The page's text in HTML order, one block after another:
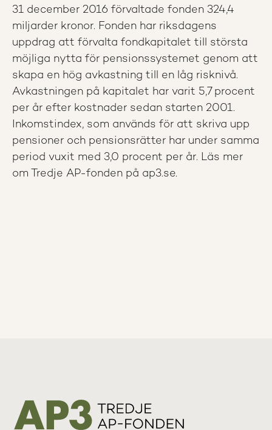
31 december 2016 förvaltade fonden 324,4
miljarder kronor. Fonden har riksdagens
uppdrag att förvalta fondkapitalet till största
möjliga nytta för pensionssystemet genom att
skapa en hög avkastning till en låg risknivå.
Avkastningen på kapitalet har varit 5,7 procent
per år efter kostnader sedan starten 2001.
Inkomstindex, som används för att skriva upp
pensioner och pensionsrätter har under samma
period vuxit med 3,0 procent per år. Läs mer
om Tredje AP-fonden på ap3.se.